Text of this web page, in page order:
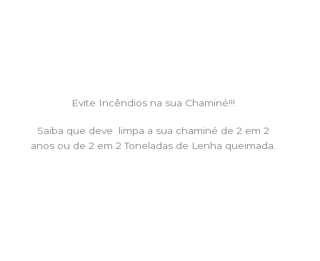
Evite Incêndios na sua Chaminé!!!
Saiba que deve limpa a sua chaminé de 2 em 2
anos ou de 2 em 2 Toneladas de Lenha queimada.